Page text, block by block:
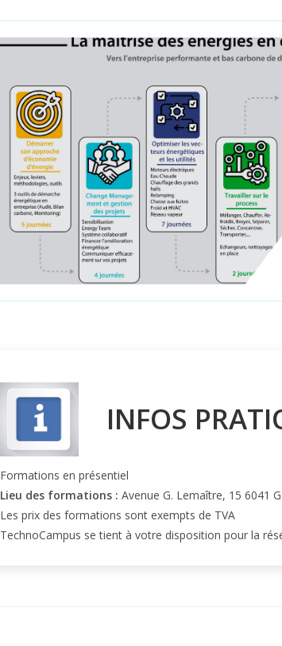
INFOS
Formations en présentiel
Lieu des formations : Avenue G. Lemaître, 15 6041
Les prix des formations sont exempts de TVA
TechnoCampus se tient à votre disposition pour la